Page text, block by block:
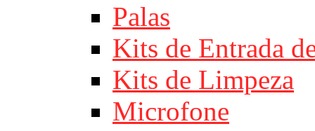
Palas
Kits de Entrada
Kits de Limpeza
Microfone